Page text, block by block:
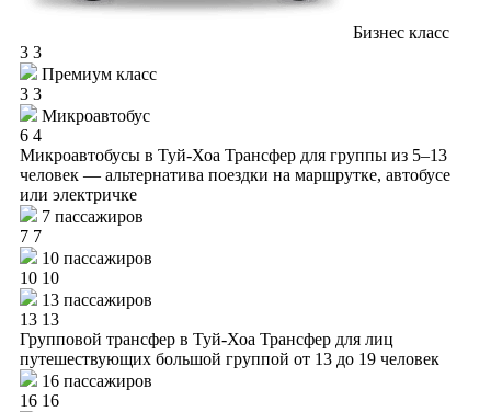
Бизнес класс
3 3
Премиум класс
3 3
Микроавтобус
6 4
Микроавтобусы в Туй-Хоа Трансфер для группы из 5–13
человек — альтернатива поездки на маршрутке, автобусе
или электричке
7 пассажиров
7 7
10 пассажиров
10 10
13 пассажиров
13 13
Групповой трансфер в Туй-Хоа Трансфер для лиц
путешествующих большой группой от 13 до 19 человек
16 пассажиров
16 16